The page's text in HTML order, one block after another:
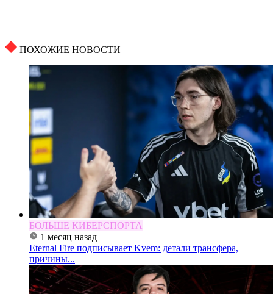
ПОХОЖИЕ НОВОСТИ
БОЛЬШЕ КИБЕРСПОРТА
1 месяц назад
Eternal Fire подписывает Kvem: детали трансфера,
причины...